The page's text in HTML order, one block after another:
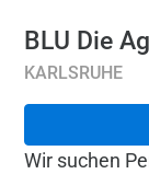
BLU Die
KARLSRUHE
Wir suchen